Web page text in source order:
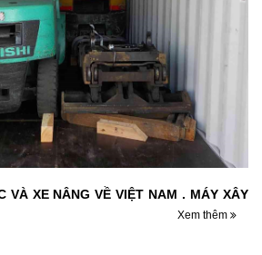
XE NÂNG VỀ VIỆT NAM . MÁY XÂY
Xem thêm